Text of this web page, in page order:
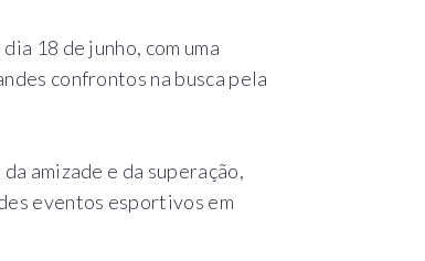
18 de junho, com uma
confrontos na busca pela
amizade e da superação,
eventos esportivos em